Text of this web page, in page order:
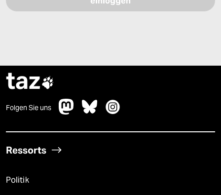
taz
Folgen Sie uns
Ressorts
Politik